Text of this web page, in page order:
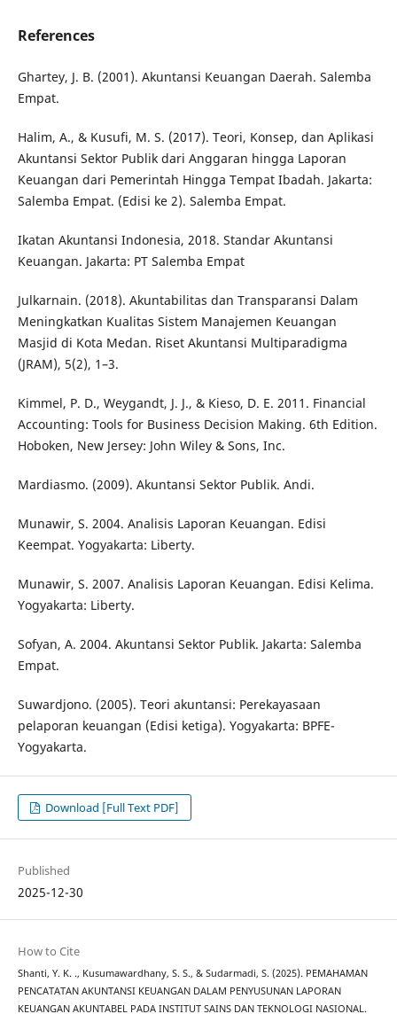
References
Ghartey, J. B. (2001). Akuntansi Keuangan Daerah. Salemba
Empat.
Halim, A., & Kusufi, M. S. (2017). Teori, Konsep, dan Aplikasi
Akuntansi Sektor Publik dari Anggaran hingga Laporan
Keuangan dari Pemerintah Hingga Tempat Ibadah. Jakarta:
Salemba Empat. (Edisi ke 2). Salemba Empat.
Ikatan Akuntansi Indonesia, 2018. Standar Akuntansi
Keuangan. Jakarta: PT Salemba Empat
Julkarnain. (2018). Akuntabilitas dan Transparansi Dalam
Meningkatkan Kualitas Sistem Manajemen Keuangan
Masjid di Kota Medan. Riset Akuntansi Multiparadigma
(JRAM), 5(2), 1–3.
Kimmel, P. D., Weygandt, J. J., & Kieso, D. E. 2011. Financial
Accounting: Tools for Business Decision Making. 6th Edition.
Hoboken, New Jersey: John Wiley & Sons, Inc.
Mardiasmo. (2009). Akuntansi Sektor Publik. Andi.
Munawir, S. 2004. Analisis Laporan Keuangan. Edisi
Keempat. Yogyakarta: Liberty.
Munawir, S. 2007. Analisis Laporan Keuangan. Edisi Kelima.
Yogyakarta: Liberty.
Sofyan, A. 2004. Akuntansi Sektor Publik. Jakarta: Salemba
Empat.
Suwardjono. (2005). Teori akuntansi: Perekayasaan
pelaporan keuangan (Edisi ketiga). Yogyakarta: BPFE-
Yogyakarta.
Download [Full Text PDF]
Published
2025-12-30
How to Cite
Shanti, Y. K. ., Kusumawardhany, S. S., & Sudarmadi, S. (2025). PEMAHAMAN
PENCATATAN AKUNTANSI KEUANGAN DALAM PENYUSUNAN LAPORAN
KEUANGAN AKUNTABEL PADA INSTITUT SAINS DAN TEKNOLOGI NASIONAL.